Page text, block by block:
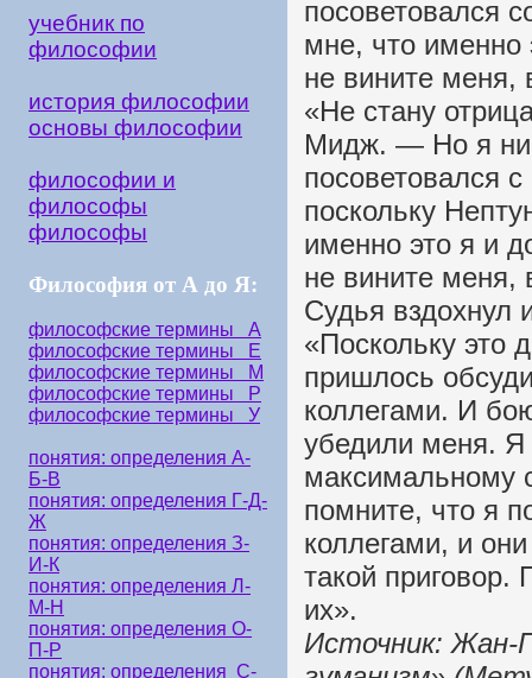
учебник по
философии
история философии
основы философии
философии и
философы
философы
Философия от А до Я:
философские термины А
философские термины Е
философские термины М
философские термины Р
философские термины У
понятия: определения А-
Б-В
понятия: определения Г-Д-
Ж
понятия: определения З-
И-К
понятия: определения Л-
М-Н
понятия: определения О-
П-Р
понятия: определения С-
посоветовался
мне, что именно
не вините меня,
«Не стану
Мидж. — Но я ни
посоветовался
поскольку
именно это я и
не вините меня,
Судья вздохнул
«Поскольку это
пришлось
коллегами. И
убедили меня. Я
максимальному
помните, что я
коллегами, и
такой приговор.
их».
Источник: Жан-